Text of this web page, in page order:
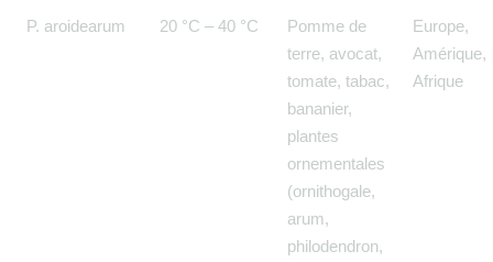
P. aroidearum 20 °C – 40 °C
Pomme de
terre, avocat,
tomate, tabac,
bananier,
plantes
ornementales
(ornithogale,
arum,
philodendron,
Europe,
Amérique,
Afrique